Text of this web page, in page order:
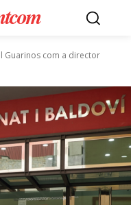
Guarinos com a director